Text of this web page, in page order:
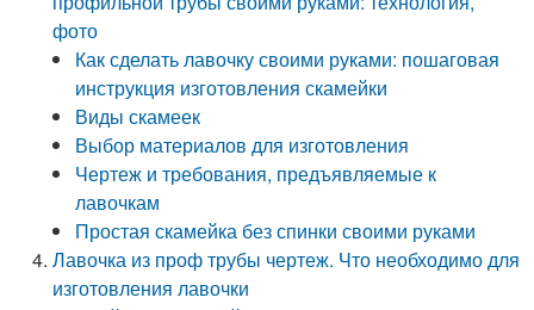
фото
Как сделать лавочку своими руками: пошаговая
инструкция изготовления скамейки
Виды скамеек
Выбор материалов для изготовления
Чертеж и требования, предъявляемые к
лавочкам
Простая скамейка без спинки своими руками
Лавочка из проф трубы чертеж. Что необходимо для
изготовления лавочки